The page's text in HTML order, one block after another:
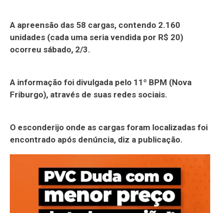
A apreensão das 58 cargas, contendo 2.160
unidades (cada uma seria vendida por R$ 20)
ocorreu sábado, 2/3.
A informação foi divulgada pelo 11º BPM (Nova
Friburgo), através de suas redes sociais.
O esconderijo onde as cargas foram localizadas foi
encontrado após denúncia, diz a publicação.